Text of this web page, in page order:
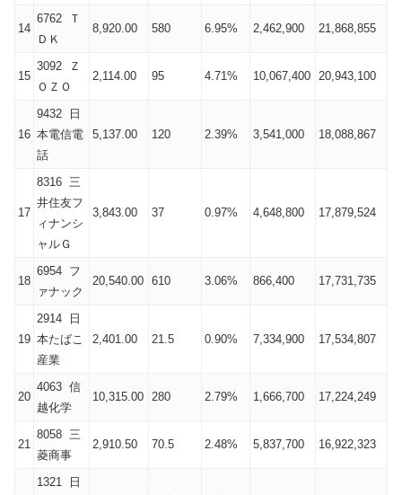
14
6762 Ｔ
ＤＫ
8,920.00 580 6.95% 2,462,900 21,868,855
15
3092 Ｚ
ＯＺＯ
2,114.00 95 4.71% 10,067,400 20,943,100
16
9432 日
本電信電
話
5,137.00 120 2.39% 3,541,000 18,088,867
17
8316 三
井住友フ
ィナンシ
ャルＧ
3,843.00 37 0.97% 4,648,800 17,879,524
18
6954 フ
ァナック
20,540.00 610 3.06% 866,400 17,731,735
19
2914 日
本たばこ
産業
2,401.00 21.5 0.90% 7,334,900 17,534,807
20
4063 信
越化学
10,315.00 280 2.79% 1,666,700 17,224,249
21
8058 三
菱商事
2,910.50 70.5 2.48% 5,837,700 16,922,323
1321 日